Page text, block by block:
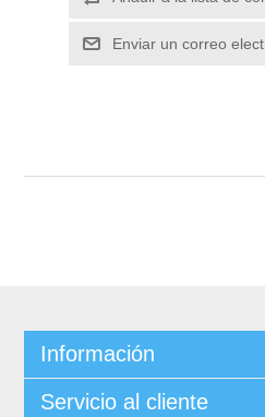
Información
Servicio al cliente